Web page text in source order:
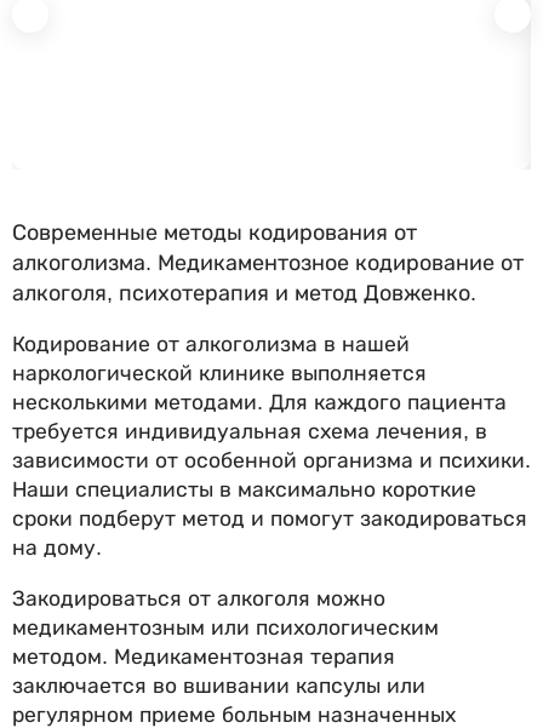
Современные методы кодирования от
алкоголизма. Медикаментозное кодирование от
алкоголя, психотерапия и метод Довженко.
Кодирование от алкоголизма в нашей
наркологической клинике выполняется
несколькими методами. Для каждого пациента
требуется индивидуальная схема лечения, в
зависимости от особенной организма и психики.
Наши специалисты в максимально короткие
сроки подберут метод и помогут закодироваться
на дому.
Закодироваться от алкоголя можно
медикаментозным или психологическим
методом. Медикаментозная терапия
заключается во вшивании капсулы или
регулярном приеме больным назначенных